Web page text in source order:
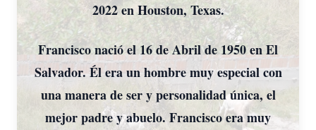
2022 en Houston, Texas.
Francisco nació el 16 de Abril de 1950 en El
Salvador. Él era un hombre muy especial con
una manera de ser y personalidad única, el
mejor padre y abuelo. Francisco era muy